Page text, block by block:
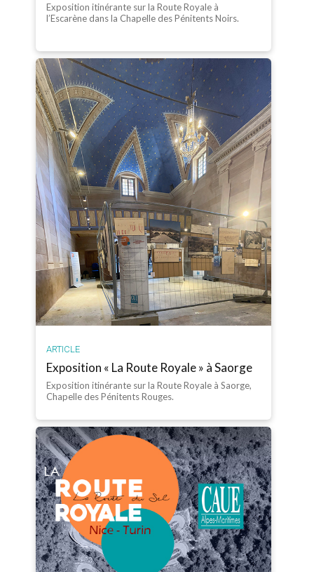
Exposition itinérante sur la Route Royale à
l’Escarène dans la Chapelle des Pénitents Noirs.
ARTICLE
Exposition « La Route Royale » à Saorge
Exposition itinérante sur la Route Royale à Saorge,
Chapelle des Pénitents Rouges.